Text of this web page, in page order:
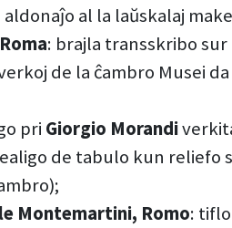
al la laŭskalaj
: brajla transskribo
de la ĉambro Musei
pri Giorgio Morandi
de tabulo kun
Montemartini, Romo: